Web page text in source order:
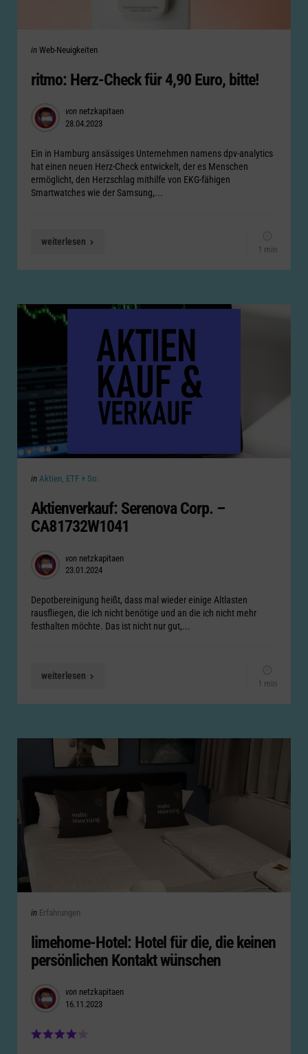
Categories
Posted
in Web-Neuigkeiten
ritmo: Herz-Check für 4,90 Euro, bitte!
Posted
by
von netzkapitaen
28.04.2023
Ein in Hamburg ansässiges Unternehmen namens dpv-analytics
hat einen neuen Herz-Check entwickelt, der es Menschen
ermöglicht, den Herzschlag mithilfe von EKG-fähigen
Smartwatches wie der Samsung,...
weiterlesen
1 min
Categories
Posted
in Aktien, ETF + So.
Aktienverkauf: Serenova Corp. –
CA81732W1041
Posted
by
von netzkapitaen
23.01.2024
Depotbereinigung heißt, dass mal wieder einige Altlasten
rausfliegen, die ich nicht benötige und an die ich nicht mehr
festhalten möchte. Das ist nicht nur gut,...
weiterlesen
1 min
Categories
Posted
in Erfahrungen
limehome-Hotel: Hotel für die, die keinen
persönlichen Kontakt wünschen
Posted
by
von netzkapitaen
16.11.2023